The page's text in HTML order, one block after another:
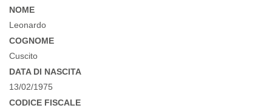
NOME
Leonardo
COGNOME
Cuscito
DATA DI NASCITA
13/02/1975
CODICE FISCALE